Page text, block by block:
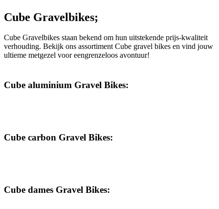
Cube Gravelbikes;
Cube Gravelbikes staan bekend om hun uitstekende prijs-kwaliteit
verhouding. Bekijk ons assortiment Cube gravel bikes en vind jouw
ultieme metgezel voor eengrenzeloos avontuur!
Cube aluminium Gravel Bikes:
Cube carbon Gravel Bikes:
Cube dames Gravel Bikes: